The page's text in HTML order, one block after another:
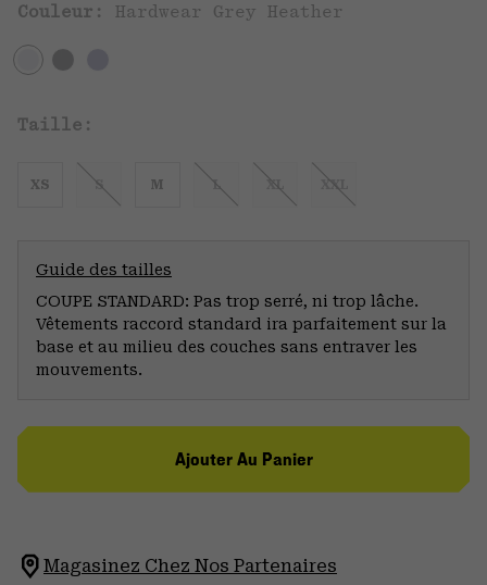
Couleur: Hardwear Grey Heather
Taille:
XS S M L XL XXL
Guide des tailles
COUPE STANDARD: Pas trop serré, ni trop lâche.
Vêtements raccord standard ira parfaitement sur la
base et au milieu des couches sans entraver les
mouvements.
Ajouter Au Panier
Magasinez Chez Nos Partenaires